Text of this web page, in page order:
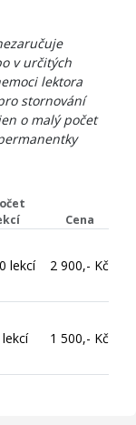
v určitých
lektora
stornování
o malý počet
Cena
lekcí 2 900,- Kč
1 500,- Kč